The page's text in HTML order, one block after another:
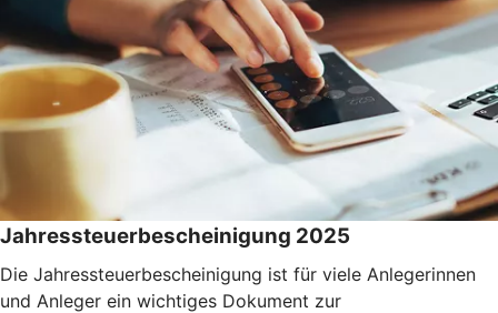
Jahressteuerbescheinigung 2025
Die Jahressteuerbescheinigung ist für viele Anlegerinnen
und Anleger ein wichtiges Dokument zur